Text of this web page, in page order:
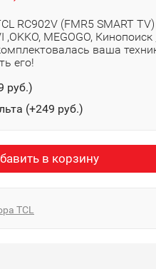
RC902V (FMR5 SMART TV)
MEGOGO, Кинопоиск
ваша
его!
руб.)
(+249 руб.)
в корзину
TCL